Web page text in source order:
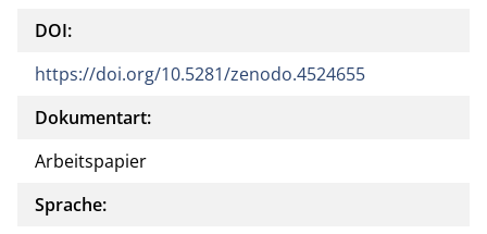
DOI:
https://doi.org/10.5281/zenodo.4524655
Dokumentart:
Arbeitspapier
Sprache: